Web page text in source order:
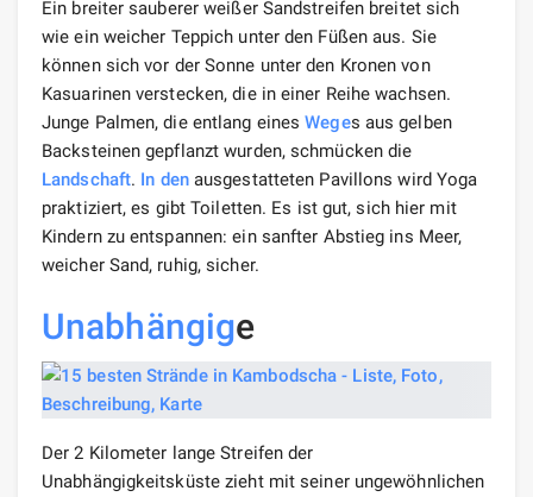
Ein breiter sauberer weißer Sandstreifen breitet sich
wie ein weicher Teppich unter den Füßen aus. Sie
können sich vor der Sonne unter den Kronen von
Kasuarinen verstecken, die in einer Reihe wachsen.
Junge Palmen, die entlang einesWeges aus gelben
Backsteinen gepflanzt wurden, schmücken die
Landschaft. In denausgestatteten Pavillons wird Yoga
praktiziert, es gibt Toiletten. Es ist gut, sich hier mit
Kindern zu entspannen: ein sanfter Abstieg ins Meer,
weicher Sand, ruhig, sicher.
Unabhängige
Der 2 Kilometer lange Streifen der
Unabhängigkeitsküste zieht mit seiner ungewöhnlichen